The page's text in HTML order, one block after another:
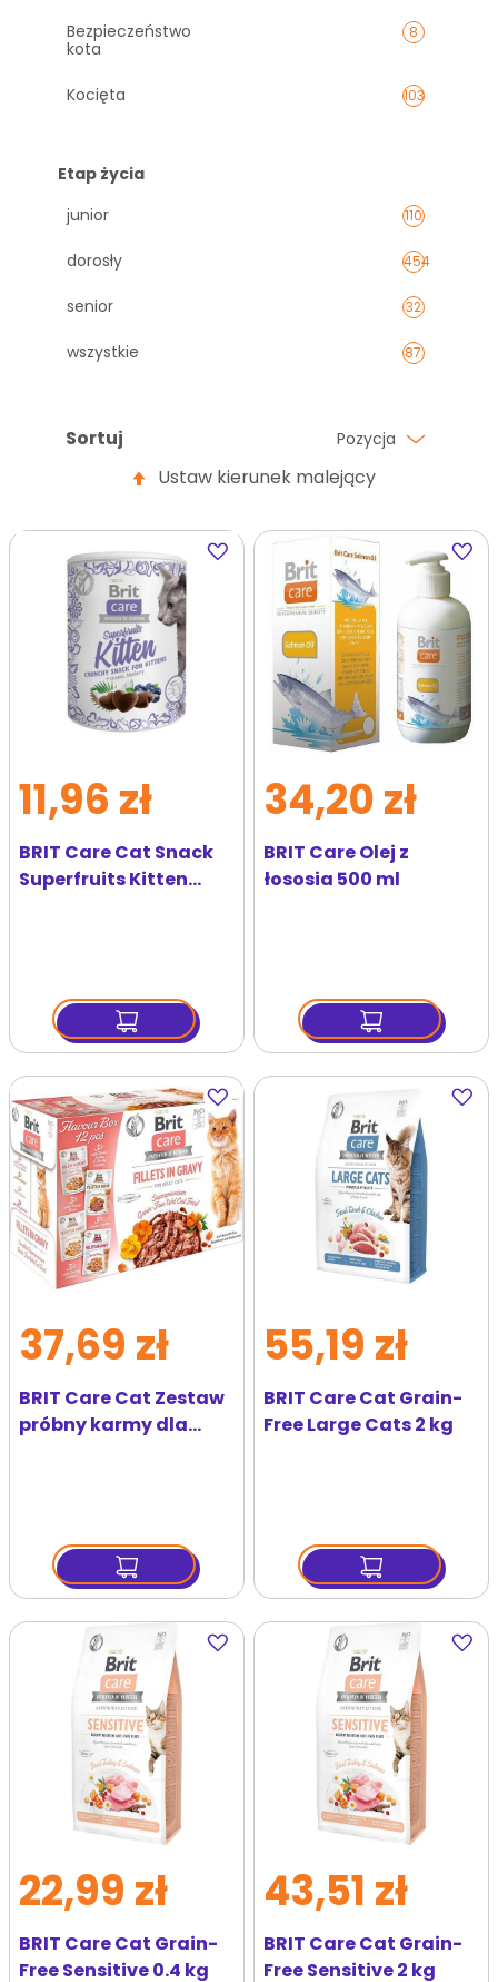
Sortuj Pozycja
Ustaw kierunek malejący
Dodaj
do
ulubionych
BRIT Care Cat Snack
Superfruits Kitten
11,96 zł
Dodaj
do
BRIT Care Olej z
łososia 500 ml
34,20 zł
Dodaj
do
ulubionych
BRIT Care Cat Zestaw
próbny karmy dla
37,69 zł
Dodaj
do
BRIT Care Cat Grain-
Free Large Cats 2 kg
55,19 zł
Dodaj
do
BRIT Care Cat Grain-
Free Sensitive 0.4 kg
22,99 zł
Dodaj
do
BRIT Care Cat Grain-
Free Sensitive 2 kg
43,51 zł
Bezpieczeństwo
kota
8
Kocięta 103
Etap życia
junior
110
dorosły 454
senior 32
wszystkie 87